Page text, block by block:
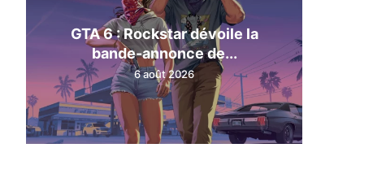
GTA 6 : Rockstar dévoile la
bande-annonce de...
6 août 2026